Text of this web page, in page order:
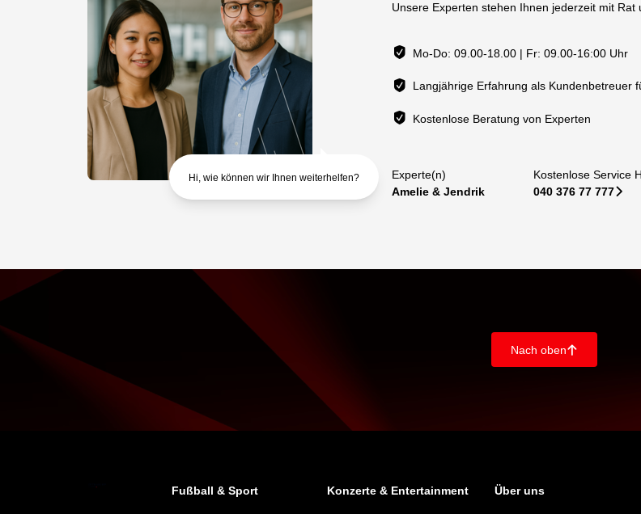
Hi, wie können wir Ihnen weiterhelfen?
Unsere Experten stehen Ihnen jederzeit mit Rat
Mo-Do: 09.00-18.00 | Fr: 09.00-16:00 Uhr
Langjährige Erfahrung als Kundenbetreuer
Kostenlose Beratung von Experten
Experte(n)
Amelie & Jendrik
Kostenlose Service
040 376 77 777􀆊
Nach oben􀄨
Fußball & Sport Konzerte & Entertainment Über uns